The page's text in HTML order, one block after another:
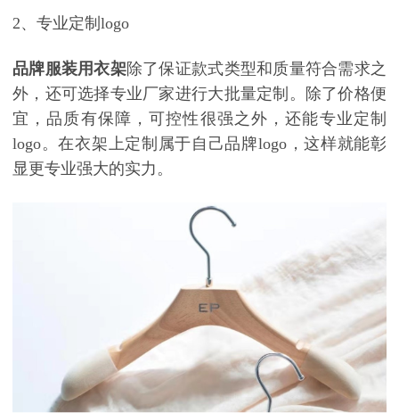
2、专业定制logo
品牌服装用衣架除了保证款式类型和质量符合需求之
外，还可选择专业厂家进行大批量定制。除了价格便
宜，品质有保障，可控性很强之外，还能专业定制
logo。在衣架上定制属于自己品牌logo，这样就能彰
显更专业强大的实力。